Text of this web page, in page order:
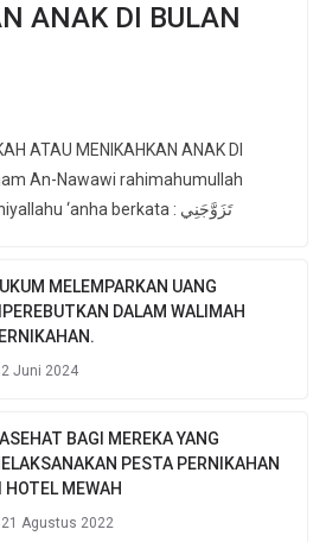
ANAK DI BULAN
ATAU MENIKAHKAN ANAK DI
An-Nawawi rahimahumullah
Ta’ala Dari Aisyah radhiyallahu ‘anha berkata : تَزَوَّجَنِي
MELEMPARKAN UANG
DALAM WALIMAH
2 Juni 2024
BAGI MEREKA YANG
PESTA PERNIKAHAN
HOTEL MEWAH
21 Agustus 2022